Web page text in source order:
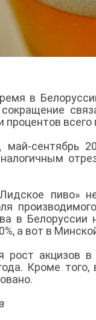
в
сокращение
процентов
май-сентябрь
пиво»
в Белоруссии
а вот в
акцизов
Кроме